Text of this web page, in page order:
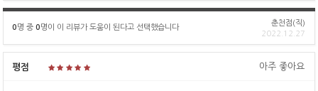
0명 중 0명이 이 리뷰가 도움이 된다고 선택했습니다
춘천점(직)
2022.12.27
평점 아주 좋아요